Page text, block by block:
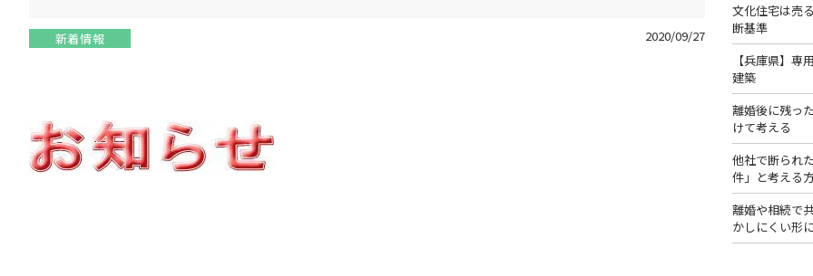
新着情報 2020/09/27
文化住宅は売
断基準
【兵庫県】
建築
離婚後に残っ
けて考える
他社で断られ
件」と考える
離婚や相続で
かしにくい形